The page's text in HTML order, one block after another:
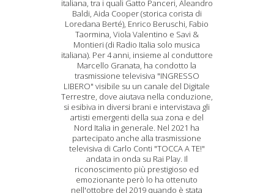
italiana, tra i quali Gatto Panceri, Aleandro
Baldi, Aida Cooper (storica corista di
Loredana Berté), Enrico Beruschi, Fabio
Taormina, Viola Valentino e Savi &
Montieri (di Radio Italia solo musica
italiana). Per 4 anni, insieme al conduttore
Marcello Granata, ha condotto la
trasmissione televisiva "INGRESSO
LIBERO" visibile su un canale del Digitale
Terrestre, dove aiutava nella conduzione,
si esibiva in diversi brani e intervistava gli
artisti emergenti della sua zona e del
Nord Italia in generale. Nel 2021 ha
partecipato anche alla trasmissione
televisiva di Carlo Conti "TOCCA A TE!"
andata in onda su Rai Play. Il
riconoscimento più prestigioso ed
emozionante però lo ha ottenuto
nell'ottobre del 2019 quando è stata